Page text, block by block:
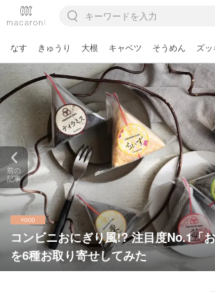
なす きゅうり 大根 キャベツ そうめん ズ
コンビニおにぎり風!? 注目度No.1「
を6種お取り寄せしてみた
前の
記事